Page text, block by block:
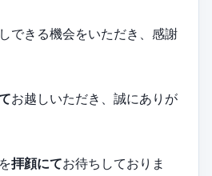
できる機会をいただき、感謝
お越しいただき、誠にありが
拝顔にてお待ちしておりま